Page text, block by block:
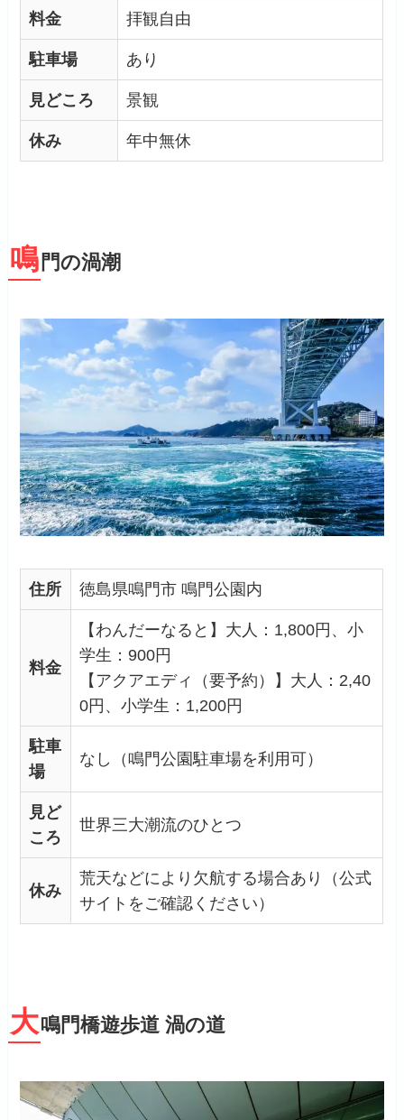
料金 拝観自由
駐車場 あり
見どころ 景観
休み 年中無休
鳴 門の渦潮
住所 徳島県鳴門市 鳴門公園内
料金
【わんだーなると】大人：1,800円、小
学生：900円
【アクアエディ（要予約）】大人：2,40
0円、小学生：1,200円
駐車
場
なし（鳴門公園駐車場を利用可）
見ど
ころ
世界三大潮流のひとつ
休み
荒天などにより欠航する場合あり（公式
サイトをご確認ください）
大鳴門橋遊歩道 渦の道